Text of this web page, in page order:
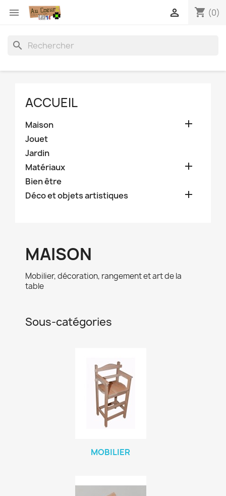
 shopping_cart (0)

search
ACCUEIL
Maison 
Jouet
Jardin
Matériaux

Bien être
Déco et objets artistiques

MAISON
Mobilier, décoration, rangement et art de la
table
Sous-catégories
MOBILIER